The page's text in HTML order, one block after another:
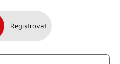
Registrovat